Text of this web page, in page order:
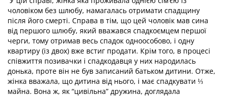
чоловіком без шлюбу, намагалась отримати спадщину
після його смерті. Справа в тім, що цей чоловік мав сина
від першого шлюбу, який вважався спадкоємцем першої
черги, тому отримав весь спадок одноособово, і одну
квартиру (із двох) вже встиг продати. Крім того, в процесі
співжиття позивачки і спадкодавця у них народилась
донька, проте він не був записаний батьком дитини. Отже,
жінка вважала, що дитина від нього, і має спадкувати ⅓
майна. Вона ж, як “цивільна” дружина, доглядала